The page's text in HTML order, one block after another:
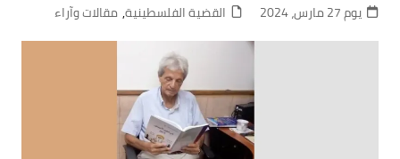
يوم 27 مارس، 2024 القضية الفلسطينية,مقالات وآراء